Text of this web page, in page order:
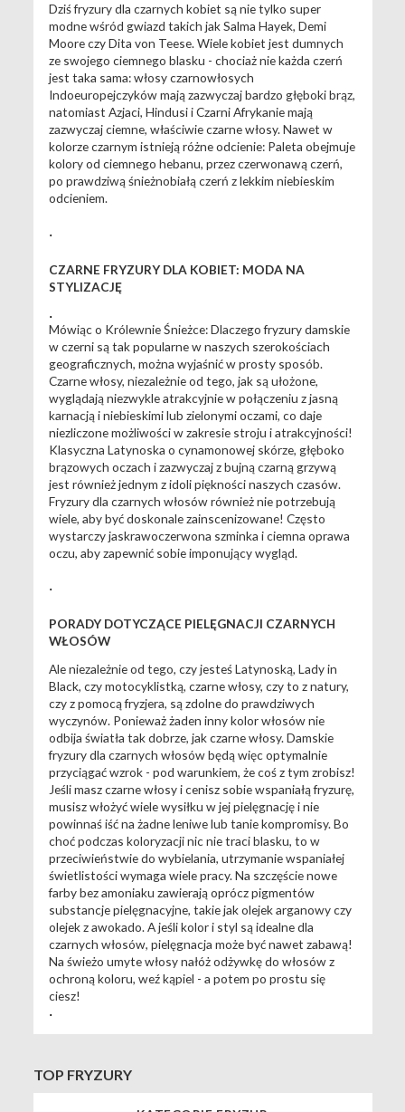
Dziś fryzury dla czarnych kobiet są nie tylko super
modne wśród gwiazd takich jak Salma Hayek, Demi
Moore czy Dita von Teese. Wiele kobiet jest dumnych
ze swojego ciemnego blasku - chociaż nie każda czerń
jest taka sama: włosy czarnowłosych
Indoeuropejczyków mają zazwyczaj bardzo głęboki brąz,
natomiast Azjaci, Hindusi i Czarni Afrykanie mają
zazwyczaj ciemne, właściwie czarne włosy. Nawet w
kolorze czarnym istnieją różne odcienie: Paleta obejmuje
kolory od ciemnego hebanu, przez czerwonawą czerń,
po prawdziwą śnieżnobiałą czerń z lekkim niebieskim
odcieniem.
.
CZARNE FRYZURY DLA KOBIET: MODA NA
STYLIZACJĘ
.
Mówiąc o Królewnie Śnieżce: Dlaczego fryzury damskie
w czerni są tak popularne w naszych szerokościach
geograficznych, można wyjaśnić w prosty sposób.
Czarne włosy, niezależnie od tego, jak są ułożone,
wyglądają niezwykle atrakcyjnie w połączeniu z jasną
karnacją i niebieskimi lub zielonymi oczami, co daje
niezliczone możliwości w zakresie stroju i atrakcyjności!
Klasyczna Latynoska o cynamonowej skórze, głęboko
brązowych oczach i zazwyczaj z bujną czarną grzywą
jest również jednym z idoli piękności naszych czasów.
Fryzury dla czarnych włosów również nie potrzebują
wiele, aby być doskonale zainscenizowane! Często
wystarczy jaskrawoczerwona szminka i ciemna oprawa
oczu, aby zapewnić sobie imponujący wygląd.
.
PORADY DOTYCZĄCE PIELĘGNACJI CZARNYCH
WŁOSÓW
Ale niezależnie od tego, czy jesteś Latynoską, Lady in
Black, czy motocyklistką, czarne włosy, czy to z natury,
czy z pomocą fryzjera, są zdolne do prawdziwych
wyczynów. Ponieważ żaden inny kolor włosów nie
odbija światła tak dobrze, jak czarne włosy. Damskie
fryzury dla czarnych włosów będą więc optymalnie
przyciągać wzrok - pod warunkiem, że coś z tym zrobisz!
Jeśli masz czarne włosy i cenisz sobie wspaniałą fryzurę,
musisz włożyć wiele wysiłku w jej pielęgnację i nie
powinnaś iść na żadne leniwe lub tanie kompromisy. Bo
choć podczas koloryzacji nic nie traci blasku, to w
przeciwieństwie do wybielania, utrzymanie wspaniałej
świetlistości wymaga wiele pracy. Na szczęście nowe
farby bez amoniaku zawierają oprócz pigmentów
substancje pielęgnacyjne, takie jak olejek arganowy czy
olejek z awokado. A jeśli kolor i styl są idealne dla
czarnych włosów, pielęgnacja może być nawet zabawą!
Na świeżo umyte włosy nałóż odżywkę do włosów z
ochroną koloru, weź kąpiel - a potem po prostu się
ciesz!
.
TOP FRYZURY